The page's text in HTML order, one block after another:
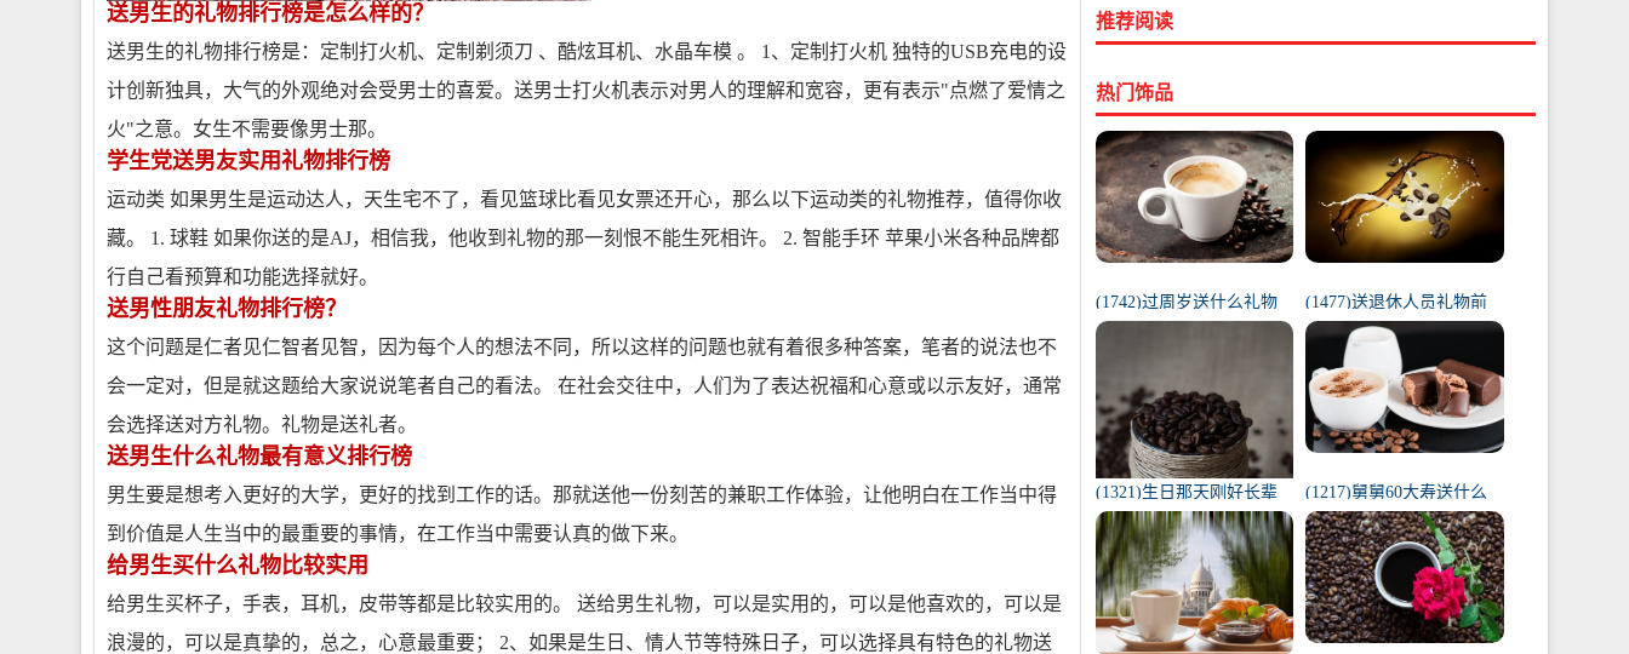
送男生的礼物排行榜是怎么样的？
送男生的礼物排行榜是：定制打火机、定制剃须刀 、酷炫耳机、水晶车模 。 1、定制打火机 独特的USB充电的设
计创新独具，大气的外观绝对会受男士的喜爱。送男士打火机表示对男人的理解和宽容，更有表示"点燃了爱情之
火"之意。女生不需要像男士那。
学生党送男友实用礼物排行榜
运动类 如果男生是运动达人，天生宅不了，看见篮球比看见女票还开心，那么以下运动类的礼物推荐，值得你收
藏。 1. 球鞋 如果你送的是AJ，相信我，他收到礼物的那一刻恨不能生死相许。 2. 智能手环 苹果小米各种品牌都
行自己看预算和功能选择就好。
送男性朋友礼物排行榜？
这个问题是仁者见仁智者见智，因为每个人的想法不同，所以这样的问题也就有着很多种答案，笔者的说法也不
会一定对，但是就这题给大家说说笔者自己的看法。 在社会交往中，人们为了表达祝福和心意或以示友好，通常
会选择送对方礼物。礼物是送礼者。
送男生什么礼物最有意义排行榜
男生要是想考入更好的大学，更好的找到工作的话。那就送他一份刻苦的兼职工作体验，让他明白在工作当中得
到价值是人生当中的最重要的事情，在工作当中需要认真的做下来。
给男生买什么礼物比较实用
给男生买杯子，手表，耳机，皮带等都是比较实用的。 送给男生礼物，可以是实用的，可以是他喜欢的，可以是
浪漫的，可以是真挚的，总之，心意最重要； 2、如果是生日、情人节等特殊日子，可以选择具有特色的礼物送
推荐阅读
热门饰品
(1742)过周岁送什么礼物
好（1岁宝宝礼物排行榜）
(1477)送退休人员礼物前
十件排名（工会退休纪念
品范围）
(1321)生日那天刚好长辈
去世（父亲在我生日去世
意味着）
(1217)舅舅60大寿送什么
礼物（舅舅60岁十大最佳
礼物排行榜）